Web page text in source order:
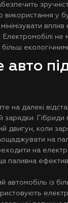
використання у
не
авто
на далекі
зарядки.
двигун, коли
на
на
паливна
автомобіль із